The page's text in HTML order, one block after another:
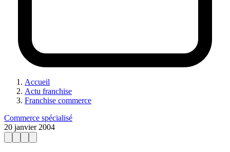
Accueil
Actu franchise
Franchise commerce
Commerce spécialisé
20 janvier 2004